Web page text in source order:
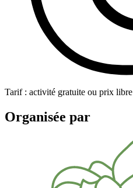
Tarif : activité gratuite ou prix libre
Organisée par